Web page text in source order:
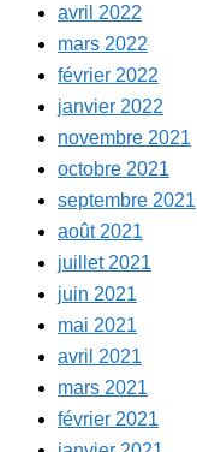
avril 2022
mars 2022
février 2022
janvier 2022
novembre 2021
octobre 2021
septembre 2021
août 2021
juillet 2021
juin 2021
mai 2021
avril 2021
mars 2021
février 2021